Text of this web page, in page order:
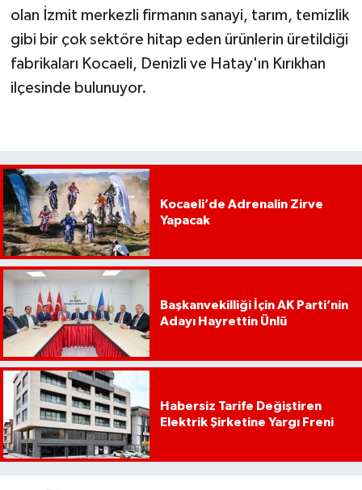
olan İzmit merkezli firmanın sanayi, tarım, temizlik
gibi bir çok sektöre hitap eden ürünlerin üretildiği
fabrikaları Kocaeli, Denizli ve Hatay'ın Kırıkhan
ilçesinde bulunuyor.
Kocaeli’de Adrenalin Zirve
Yapacak
Başkanvekilliği İçin AK Parti’nin
Adayı Hayrettin Ünlü
Habersiz Tarife Değiştiren
Elektrik Şirketine Yargı Freni